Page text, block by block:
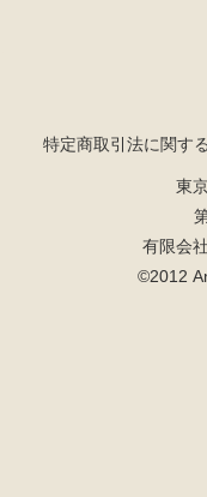
特定商取引法に関す
東
有限会
©2012